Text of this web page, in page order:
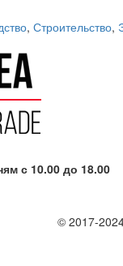
, Строительство,
с 10.00 до 18.00
© 2017-